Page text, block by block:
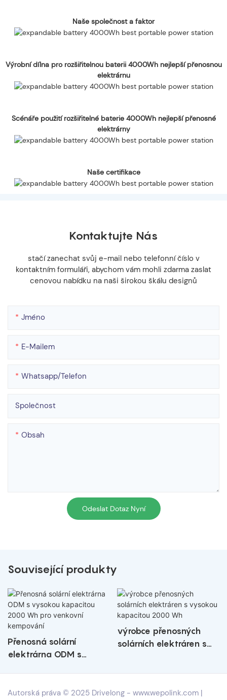
Naše společnost a faktor
Výrobní dílna pro rozšiřitelnou baterii 4000Wh nejlepší přenosnou
elektrárnu
Scénáře použití rozšiřitelné baterie 4000Wh nejlepší přenosné
elektrárny
Naše certifikace
Kontaktujte Nás
stačí zanechat svůj e-mail nebo telefonní číslo v
kontaktním formuláři, abychom vám mohli zdarma zaslat
cenovou nabídku na naši širokou škálu designů
Jméno
E-Mailem
Whatsapp/telefon
Společnost
Obsah
Odeslat Dotaz Nyní
Související produkty
Přenosná solární
elektrárna ODM s
kempování
výrobce přenosných
solárních elektráren s
Autorská práva © 2025 Drivelong - www.wepolink.com |